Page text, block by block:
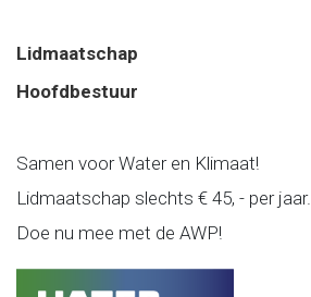
Lidmaatschap
Hoofdbestuur
Samen voor Water en Klimaat!
Lidmaatschap slechts € 45, - per jaar.
Doe nu mee met de AWP!